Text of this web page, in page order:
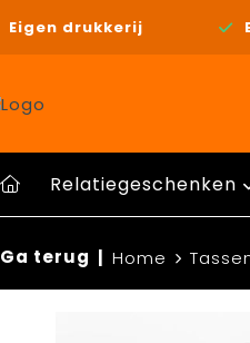
Eigen drukkerij
Relatiegeschenken
Ga terug Home